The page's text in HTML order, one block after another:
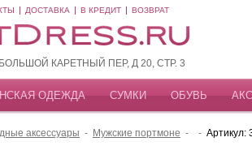
ДОСТАВКА В КРЕДИТ ВОЗВРАТ
БОЛЬШОЙ КАРЕТНЫЙ ПЕР, Д 20, СТР. 3
ОДЕЖДА СУМКИ ОБУВЬ
аксессуары - Мужские портмоне - - Артикул: